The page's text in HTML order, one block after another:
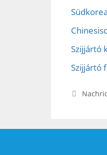
Szijjártó
Szijjártó